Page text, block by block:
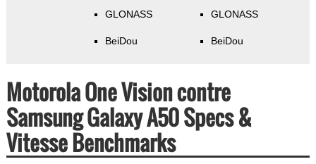
GLONASS
BeiDou
GLONASS
BeiDou
Motorola One Vision contre
Samsung Galaxy A50 Specs &
Vitesse Benchmarks